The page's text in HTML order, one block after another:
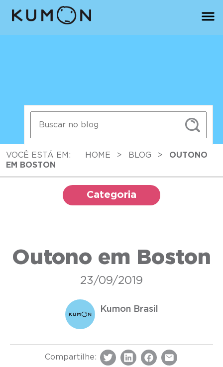
VOCÊ ESTÁ EM: HOME > BLOG >
OUTONO
EM BOSTON
Categoria
Outono em Boston
23/09/2019
Kumon Brasil
Compartilhe: